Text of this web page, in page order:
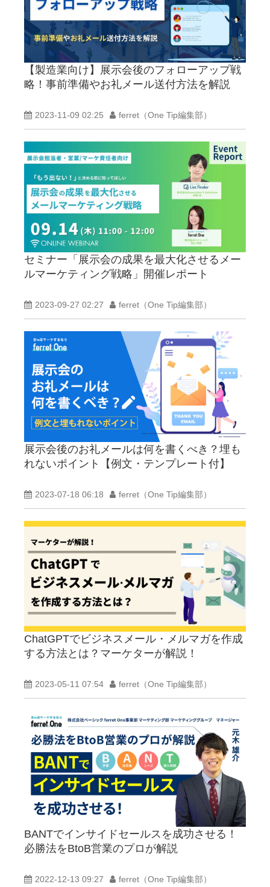
【製造業向け】展示会後のフォローアップ戦
略！事前準備やお礼メール送付方法を解説
2023-11-09 02:25 ferret（One Tip編集部）
セミナー「展示会の成果を最大化させるメー
ルマーケティング戦略」開催レポート
2023-09-27 02:27 ferret（One Tip編集部）
展示会後のお礼メールは何を書くべき？埋も
れないポイント【例文・テンプレート付】
2023-07-18 06:18 ferret（One Tip編集部）
ChatGPTでビジネスメール・メルマガを作成
する方法とは？マーケターが解説！
2023-05-11 07:54 ferret（One Tip編集部）
BANTでインサイドセールスを成功させる！
必勝法をBtoB営業のプロが解説
2022-12-13 09:27 ferret（One Tip編集部）